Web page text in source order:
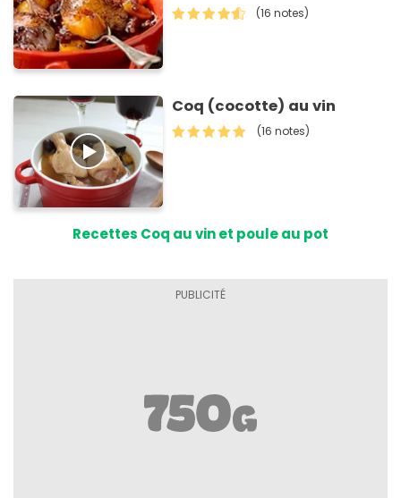
(16 notes)
Coq (cocotte) au vin
(16 notes)
Recettes Coq au vin et poule au pot